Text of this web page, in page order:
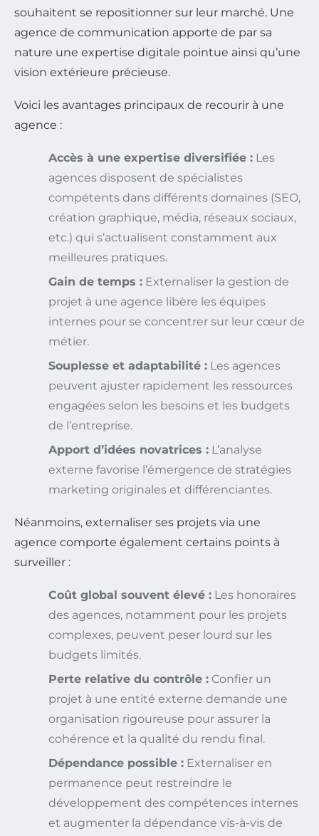
souhaitent se repositionner sur leur marché. Une
agence de communication apporte de par sa
nature une expertise digitale pointue ainsi qu’une
vision extérieure précieuse.
Voici les avantages principaux de recourir à une
agence :
Accès à une expertise diversifiée : Les
agences disposent de spécialistes
compétents dans différents domaines (SEO,
création graphique, média, réseaux sociaux,
etc.) qui s’actualisent constamment aux
meilleures pratiques.
Gain de temps : Externaliser la gestion de
projet à une agence libère les équipes
internes pour se concentrer sur leur cœur de
métier.
Souplesse et adaptabilité : Les agences
peuvent ajuster rapidement les ressources
engagées selon les besoins et les budgets
de l’entreprise.
Apport d’idées novatrices : L’analyse
externe favorise l’émergence de stratégies
marketing originales et différenciantes.
Néanmoins, externaliser ses projets via une
agence comporte également certains points à
surveiller :
Coût global souvent élevé : Les honoraires
des agences, notamment pour les projets
complexes, peuvent peser lourd sur les
budgets limités.
Perte relative du contrôle : Confier un
projet à une entité externe demande une
organisation rigoureuse pour assurer la
cohérence et la qualité du rendu final.
Dépendance possible : Externaliser en
permanence peut restreindre le
développement des compétences internes
et augmenter la dépendance vis-à-vis de